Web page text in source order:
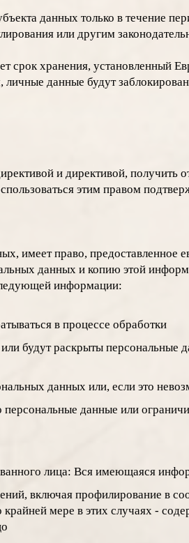
данных только в течение
или другим
срок хранения,
данные будут
и директивой, получить
этим правом
имеет право, предоставленное
данных и копию этой
информации:
в процессе обработки
будут раскрыты
данных или, если это
данные или
лица: Вся имеющаяся
включая профилирование в
крайней мере в этих случаях -